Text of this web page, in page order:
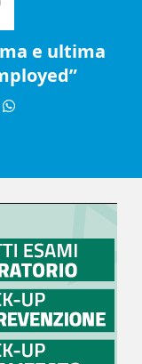
e ultima